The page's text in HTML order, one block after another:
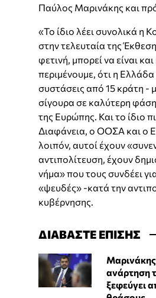
Παύλος Μαρινάκης και
«Το ίδιο λέει συνολικά η
στην τελευταία της
φετινή, μπορεί να είναι
περιμένουμε, ότι η Ελλάδα
συστάσεις από 15 κράτη -
σίγουρα σε καλύτερη
της Ευρώπης. Και το ίδιο
Διαφάνεια, ο ΟΟΣΑ και ο
λοιπόν, αυτοί έχουν
αντιπολίτευση, έχουν
νήμα» που τους συνδέει
«ψευδές» -κατά την
κυβέρνησης.
ΔΙΑΒΑΣΤΕ ΕΠΙΣΗΣ
ανάρτηση
ξεφεύγει